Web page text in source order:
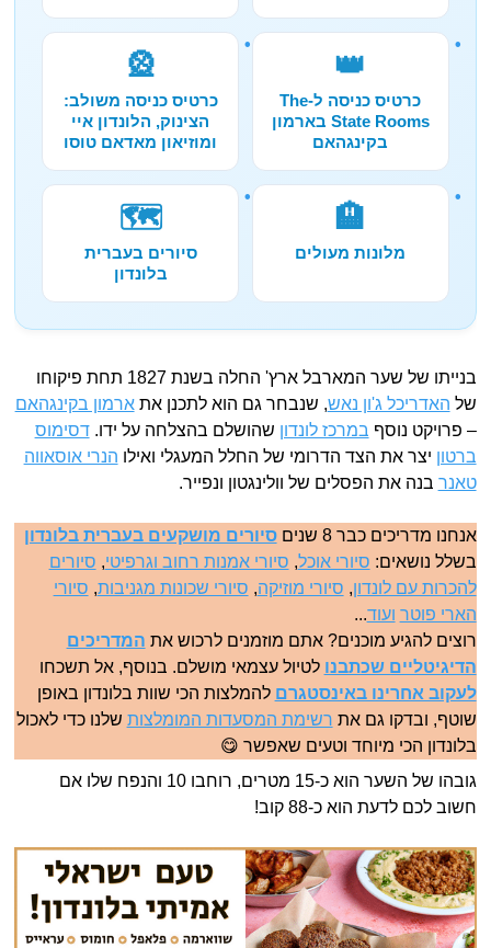
👑
כרטיס כניסה ל-The
State Rooms בארמון
בקינגהאם
🎡
כרטיס כניסה משולב:
הצינוק, הלונדון איי
ומוזיאון מאדאם טוסו
🏨
מלונות מעולים
🗺️
סיורים בעברית
בלונדון
בנייתו של שער המארבל ארץ' החלה בשנת 1827 תחת פיקוחו
של האדריכל ג'ון נאש, שנבחר גם הוא לתכנן אתארמון בקינגהאם
– פרויקט נוסף במרכז לונדון שהושלם בהצלחה על ידו.דסימוס
ברטון יצר את הצד הדרומי של החלל המעגלי ואילו הנרי אוסאווה
טאנר בנה את הפסלים של וולינגטון ונפייר.
אנחנו מדריכים כבר 8 שנים
סיורים מושקעים בעברית בלונדון
בשלל נושאים: סיורי אוכל, סיורי אמנות רחוב וגרפיטי, סיורים
להכרות עם לונדון, סיורי מוזיקה, סיורי שכונות מגניבות, סיורי
הארי פוטר ועוד...
רוצים להגיע מוכנים? אתם מוזמנים לרכוש את המדריכים
הדיגיטליים שכתבנו לטיול עצמאי מושלם. בנוסף, אל תשכחו
לעקוב אחרינו באינסטגרם להמלצות הכי שוות בלונדון באופן
שוטף, ובדקו גם את רשימת המסעדות המומלצות שלנו כדי לאכול
בלונדון הכי מיוחד וטעים שאפשר 😋
גובהו של השער הוא כ-15 מטרים, רוחבו 10 והנפח שלו אם
חשוב לכם לדעת הוא כ-88 קוב!